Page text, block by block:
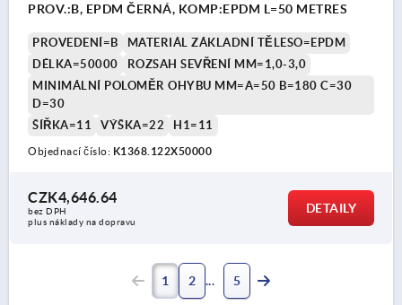
PROV.:B, EPDM ČERNÁ, KOMP:EPDM L=50 METRES
PROVEDENÍ=B
MATERIÁL ZÁKLADNÍ TĚLESO=EPDM
DÉLKA=50000
ROZSAH SEVŘENÍ MM=1,0-3,0
MINIMÁLNÍ POLOMĚR OHYBU MM=A=50 B=180 C=30
D=30
ŠÍŘKA=11
VÝŠKA=22 H1=11
Objednací číslo: K1368.122X50000
CZK4,646.64
bez DPH
plus náklady na dopravu
DETAILY
1 2 5